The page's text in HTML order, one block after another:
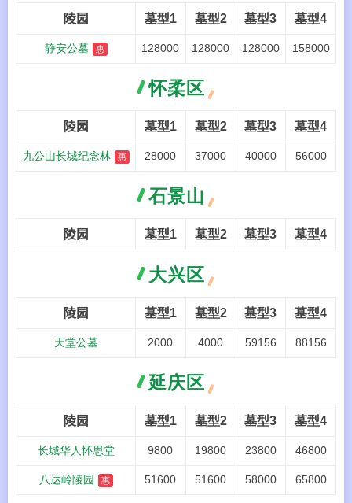
陵园 墓型1 墓型2 墓型3 墓型4
静安公墓 惠 128000 128000 128000 158000
怀柔区
陵园 墓型1 墓型2 墓型3 墓型4
九公山长城纪念林 惠 28000 37000 40000 56000
石景山
陵园 墓型1 墓型2 墓型3 墓型4
大兴区
陵园 墓型1 墓型2 墓型3 墓型4
天堂公墓 2000 4000 59156 88156
延庆区
陵园 墓型1 墓型2 墓型3 墓型4
长城华人怀思堂 9800 19800 23800 46800
八达岭陵园 惠 51600 51600 58000 65800